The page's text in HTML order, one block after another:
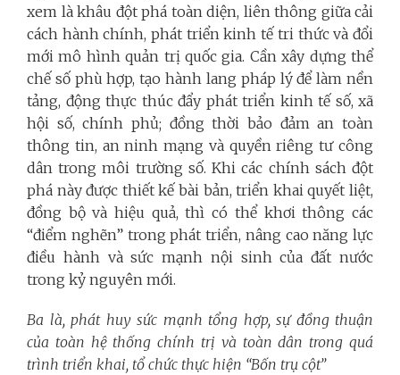
xem là khâu đột phá toàn diện, liên thông giữa cải
cách hành chính, phát triển kinh tế tri thức và đổi
mới mô hình quản trị quốc gia. Cần xây dựng thể
chế số phù hợp, tạo hành lang pháp lý để làm nền
tảng, động thực thúc đẩy phát triển kinh tế số, xã
hội số, chính phủ; đồng thời bảo đảm an toàn
thông tin, an ninh mạng và quyền riêng tư công
dân trong môi trường số. Khi các chính sách đột
phá này được thiết kế bài bản, triển khai quyết liệt,
đồng bộ và hiệu quả, thì có thể khơi thông các
“điểm nghẽn” trong phát triển, nâng cao năng lực
điều hành và sức mạnh nội sinh của đất nước
trong kỷ nguyên mới.
Ba là, phát huy sức mạnh tổng hợp, sự đồng thuận
của toàn hệ thống chính trị và toàn dân trong quá
trình triển khai, tổ chức thực hiện “Bốn trụ cột”